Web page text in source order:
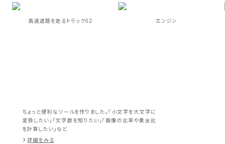
高速道路を走るトラック02 エンジン
ちょっと便利なツールを作りました。「小文字を大文字に
変換したい」「文字数を知りたい」「画像の比率や黄金比
を計算したい」など
詳細をみる